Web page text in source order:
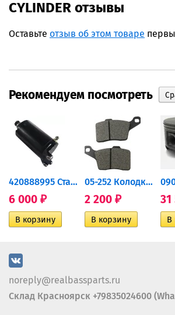
CYLINDER отзывы
Оставьте отзыв об этом товаре
Рекомендуем посмотреть
420888995 Стартер для...
6 000 ₽
05-252 Колодки тормозные...
2 200 ₽ 31
noreply@realbassparts.ru
Склад Красноярск +79835024600